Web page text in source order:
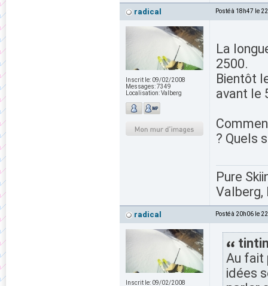
radical Posté à 18h47 le
Inscrit le: 09/02/2008
Messages:7349
Localisation:Valberg
La
2500.
Bientôt
avant le
? Quels
Pure
Valberg,
radical Posté à 20h06 le
Inscrit le: 09/02/2008
Au fait
idées